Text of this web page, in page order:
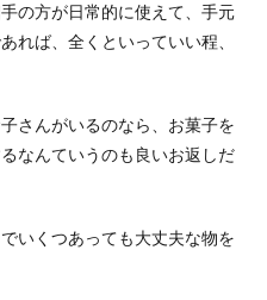
の方が日常的に使えて、手元
れば、全くといっていい程、
さんがいるのなら、お菓子を
なんていうのも良いお返しだ
いくつあっても大丈夫な物を